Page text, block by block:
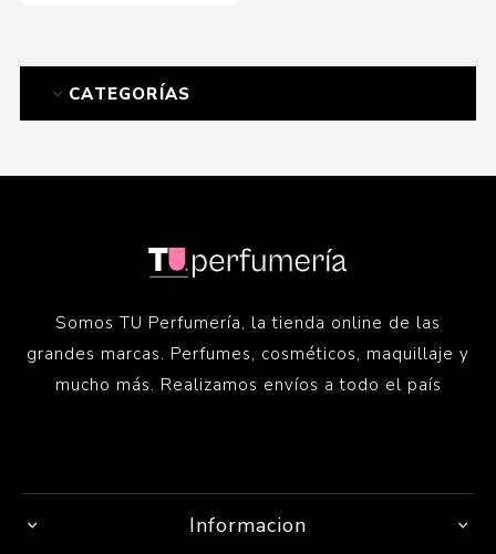
CATEGORÍAS
Somos TU Perfumería, la tienda online de las
grandes marcas. Perfumes, cosméticos, maquillaje y
mucho más. Realizamos envíos a todo el país
Informacion